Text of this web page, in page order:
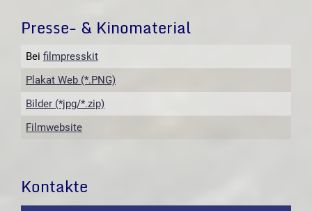
Presse- & Kinomaterial
Bei filmpresskit
Plakat Web (*.PNG)
Bilder (*jpg/*.zip)
Filmwebsite
Kontakte